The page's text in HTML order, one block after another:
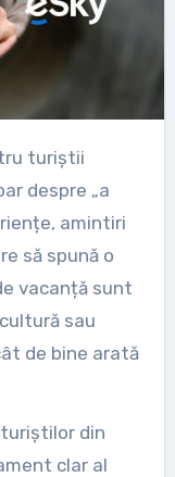
turiștii
despre „a
amintiri
să spună o
vacanță sunt
sau
de bine arată
din
clar al